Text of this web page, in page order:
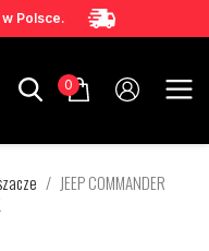
w Polsce.
0
JEEP COMMANDER